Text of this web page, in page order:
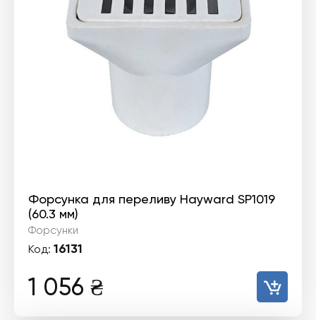
Форсунка для переливу Hayward SP1019
(60.3 мм)
Форсунки
Код: 16131
1 056 ₴